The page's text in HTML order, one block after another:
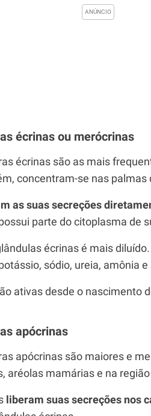
écrinas ou merócrinas
écrinas são as mais
concentram-se nas palmas
as suas secreções
parte do citoplasma de
écrinas é mais
sódio, ureia, amônia e
ativas desde o nascimento
apócrinas
apócrinas são maiores e
aréolas mamárias e na
liberam suas secreções nos